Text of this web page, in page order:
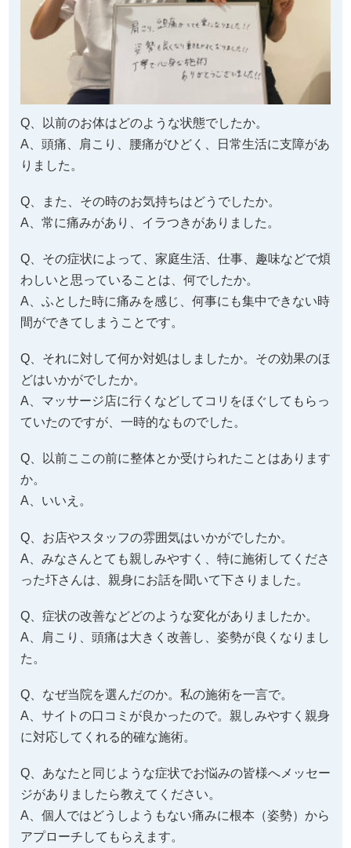
Q、以前のお体はどのような状態でしたか。
A、頭痛、肩こり、腰痛がひどく、日常生活に支障があ
りました。
Q、また、その時のお気持ちはどうでしたか。
A、常に痛みがあり、イラつきがありました。
Q、その症状によって、家庭生活、仕事、趣味などで煩
わしいと思っていることは、何でしたか。
A、ふとした時に痛みを感じ、何事にも集中できない時
間ができてしまうことです。
Q、それに対して何か対処はしましたか。その効果のほ
どはいかがでしたか。
A、マッサージ店に行くなどしてコリをほぐしてもらっ
ていたのですが、一時的なものでした。
Q、以前ここの前に整体とか受けられたことはあります
か。
A、いいえ。
Q、お店やスタッフの雰囲気はいかがでしたか。
A、みなさんとても親しみやすく、特に施術してくださ
った圷さんは、親身にお話を聞いて下さりました。
Q、症状の改善などどのような変化がありましたか。
A、肩こり、頭痛は大きく改善し、姿勢が良くなりまし
た。
Q、なぜ当院を選んだのか。私の施術を一言で。
A、サイトの口コミが良かったので。親しみやすく親身
に対応してくれる的確な施術。
Q、あなたと同じような症状でお悩みの皆様へメッセー
ジがありましたら教えてください。
A、個人ではどうしようもない痛みに根本（姿勢）から
アプローチしてもらえます。